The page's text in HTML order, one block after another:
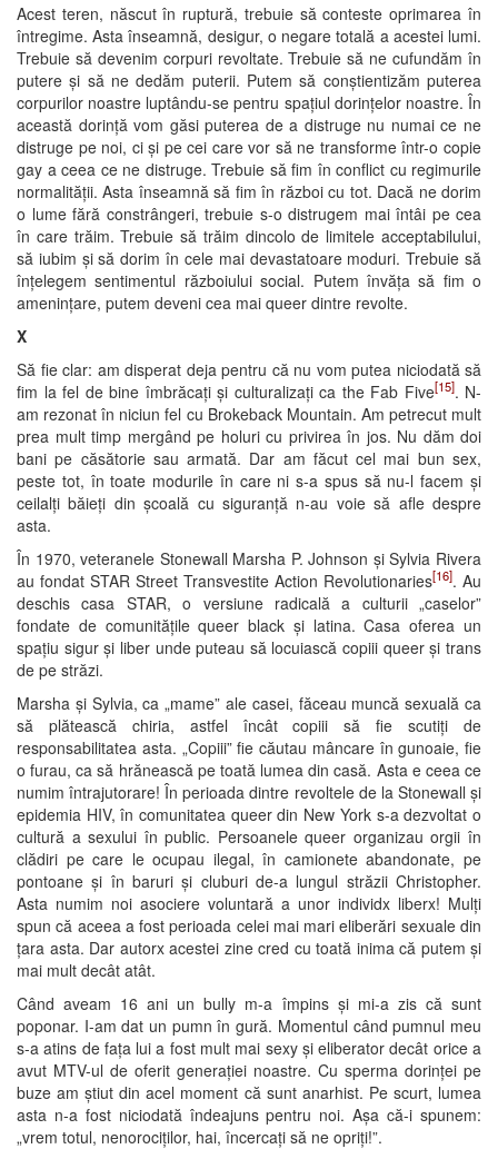
Acest teren, născut în ruptură, trebuie să conteste oprimarea în
întregime. Asta înseamnă, desigur, o negare totală a acestei lumi.
Trebuie să devenim corpuri revoltate. Trebuie să ne cufundăm în
putere și să ne dedăm puterii. Putem să conștientizăm puterea
corpurilor noastre luptându-se pentru spațiul dorințelor noastre. În
această dorință vom găsi puterea de a distruge nu numai ce ne
distruge pe noi, ci și pe cei care vor să ne transforme într-o copie
gay a ceea ce ne distruge. Trebuie să fim în conflict cu regimurile
normalității. Asta înseamnă să fim în război cu tot. Dacă ne dorim
o lume fără constrângeri, trebuie s-o distrugem mai întâi pe cea
în care trăim. Trebuie să trăim dincolo de limitele acceptabilului,
să iubim și să dorim în cele mai devastatoare moduri. Trebuie să
înțelegem sentimentul războiului social. Putem învăța să fim o
amenințare, putem deveni cea mai queer dintre revolte.
X
Să fie clar: am disperat deja pentru că nu vom putea niciodată să
fim la fel de bine îmbrăcați și culturalizați ca the Fab Five[15]. N-
am rezonat în niciun fel cu Brokeback Mountain. Am petrecut mult
prea mult timp mergând pe holuri cu privirea în jos. Nu dăm doi
bani pe căsătorie sau armată. Dar am făcut cel mai bun sex,
peste tot, în toate modurile în care ni s-a spus să nu-l facem și
ceilalți băieți din școală cu siguranță n-au voie să afle despre
asta.
În 1970, veteranele Stonewall Marsha P. Johnson și Sylvia Rivera
au fondat STAR Street Transvestite Action Revolutionaries[16]. Au
deschis casa STAR, o versiune radicală a culturii „caselor”
fondate de comunitățile queer black și latina. Casa oferea un
spațiu sigur și liber unde puteau să locuiască copiii queer și trans
de pe străzi.
Marsha și Sylvia, ca „mame” ale casei, făceau muncă sexuală ca
să plătească chiria, astfel încât copiii să fie scutiți de
responsabilitatea asta. „Copiii” fie căutau mâncare în gunoaie, fie
o furau, ca să hrănească pe toată lumea din casă. Asta e ceea ce
numim întrajutorare! În perioada dintre revoltele de la Stonewall și
epidemia HIV, în comunitatea queer din New York s-a dezvoltat o
cultură a sexului în public. Persoanele queer organizau orgii în
clădiri pe care le ocupau ilegal, în camionete abandonate, pe
pontoane și în baruri și cluburi de-a lungul străzii Christopher.
Asta numim noi asociere voluntară a unor individx liberx! Mulți
spun că aceea a fost perioada celei mai mari eliberări sexuale din
țara asta. Dar autorx acestei zine cred cu toată inima că putem și
mai mult decât atât.
Când aveam 16 ani un bully m-a împins și mi-a zis că sunt
poponar. I-am dat un pumn în gură. Momentul când pumnul meu
s-a atins de fața lui a fost mult mai sexy și eliberator decât orice a
avut MTV-ul de oferit generației noastre. Cu sperma dorinței pe
buze am știut din acel moment că sunt anarhist. Pe scurt, lumea
asta n-a fost niciodată îndeajuns pentru noi. Așa că-i spunem:
„vrem totul, nenorociților, hai, încercați să ne opriți!”.